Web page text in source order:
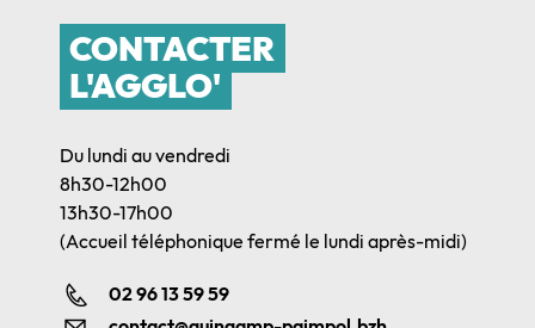
CONTACTER
L'AGGLO'
Du lundi au vendredi
8h30-12h00
13h30-17h00
(Accueil téléphonique fermé le lundi après-midi)
02 96 13 59 59